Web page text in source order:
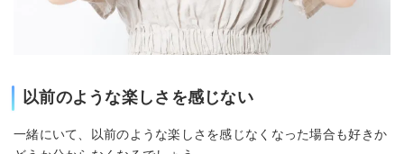
以前のような楽しさを感じない
一緒にいて、以前のような楽しさを感じなくなった場合も好きか